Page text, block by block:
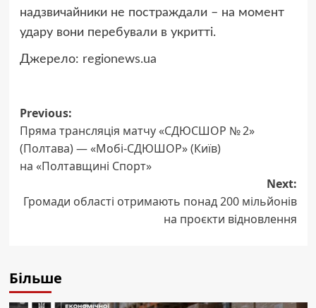
надзвичайники не постраждали – на момент
удару вони перебували в укритті.
Джерело: regionews.ua
Post
navigation
Previous:
Пряма трансляція матчу «СДЮСШОР № 2»
(Полтава) — «Мобі-СДЮШОР» (Київ)
на «Полтавщині Спорт»
Next:
Громади області отримають понад 200 мільйонів
на проєкти відновлення
Більше